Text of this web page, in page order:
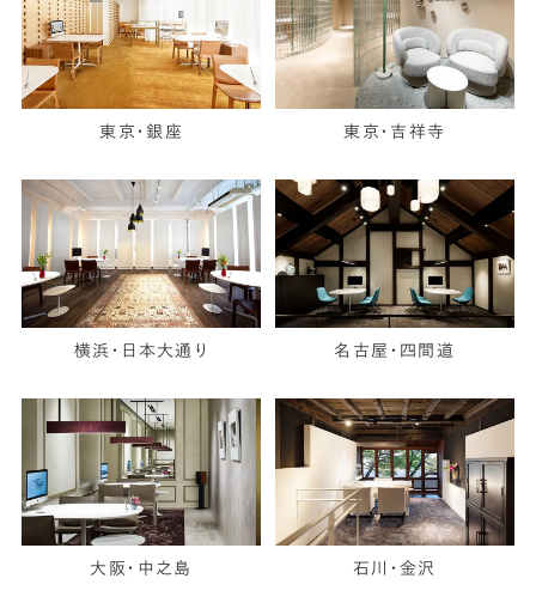
東京・銀座 東京・吉祥寺
横浜・日本大通り 名古屋・四間道
大阪・中之島 石川・金沢